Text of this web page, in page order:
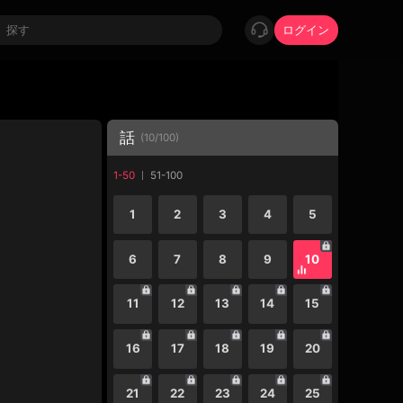
ログイン
話 (10/100)
1-50 51-100
1 2 3 4 5
6 7 8 9 10
11 12 13 14 15
16 17 18 19 20
21 22 23 24 25